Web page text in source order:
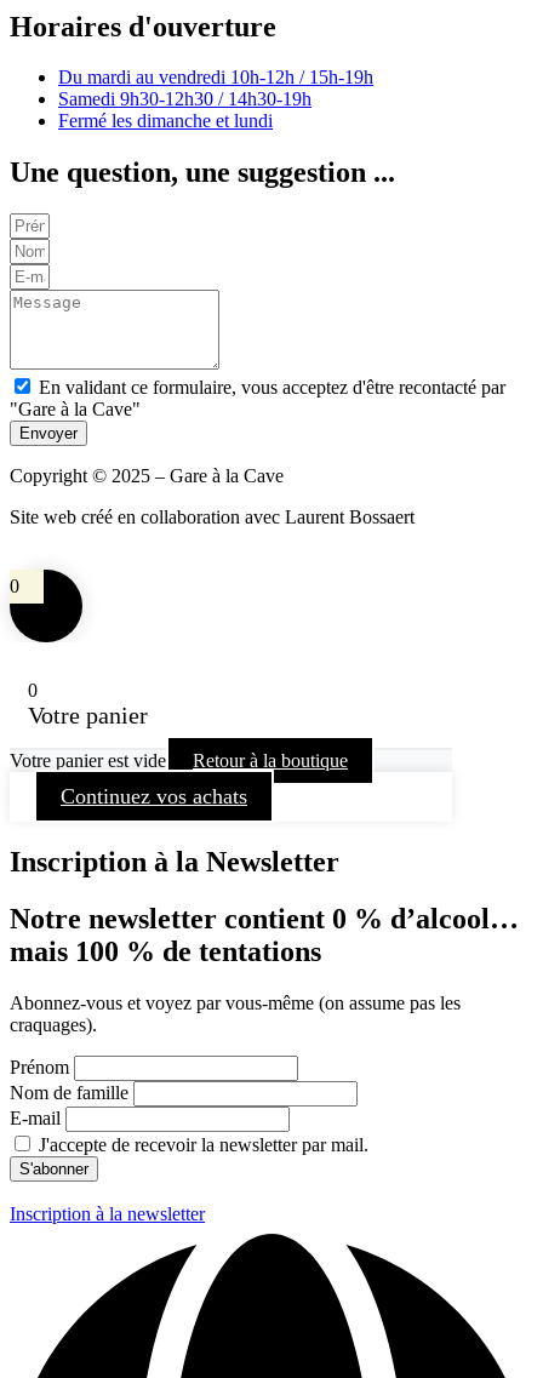
Horaires d'ouverture
Du mardi au vendredi 10h-12h / 15h-19h
Samedi 9h30-12h30 / 14h30-19h
Fermé les dimanche et lundi
Une question, une suggestion ...
En validant ce formulaire, vous acceptez d'être recontacté par
"Gare à la Cave"
Envoyer
Copyright © 2025 – Gare à la Cave
Site web créé en collaboration avec Laurent Bossaert
0
0
Votre panier
Votre panier est vide Retour à la boutique
Continuez vos achats
Inscription à la Newsletter
Notre newsletter contient 0 % d’alcool…
mais 100 % de tentations
Abonnez-vous et voyez par vous-même (on assume pas les
craquages).
Prénom
Nom de famille
E-mail
J'accepte de recevoir la newsletter par mail.
Inscription à la newsletter